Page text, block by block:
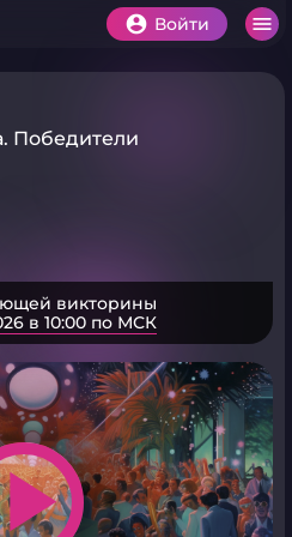
Войти
Победители
викторины
в 10:00 по МСК